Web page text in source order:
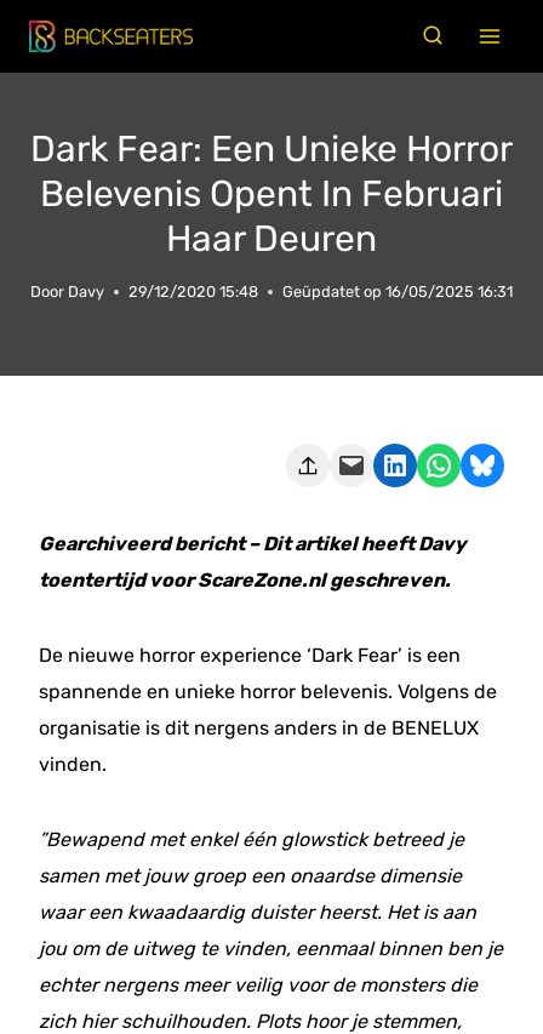
Doorgaan
naar
Dark Fear: Een Unieke Horror
Belevenis Opent In Februari
Haar Deuren
Door Davy 29/12/2020 15:48 Geüpdatet op 16/05/2025 16:31
Deze pagina e-mailen Delen op LinkedIn Delen via WhatsApp Share on Bluesky
Gearchiveerd bericht – Dit artikel heeft Davy
toentertijd voor ScareZone.nl geschreven.
De nieuwe horror experience ‘Dark Fear’ is een
spannende en unieke horror belevenis. Volgens de
organisatie is dit nergens anders in de BENELUX
vinden.
”Bewapend met enkel één glowstick betreed je
samen met jouw groep een onaardse dimensie
waar een kwaadaardig duister heerst. Het is aan
jou om de uitweg te vinden, eenmaal binnen ben je
echter nergens meer veilig voor de monsters die
zich hier schuilhouden. Plots hoor je stemmen,